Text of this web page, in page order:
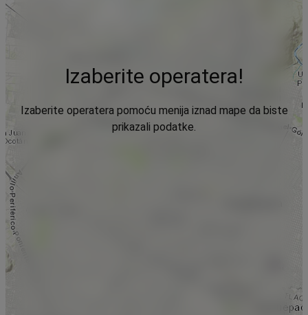
Izaberite operatera!
Izaberite operatera pomoću menija iznad mape da biste
prikazali podatke.